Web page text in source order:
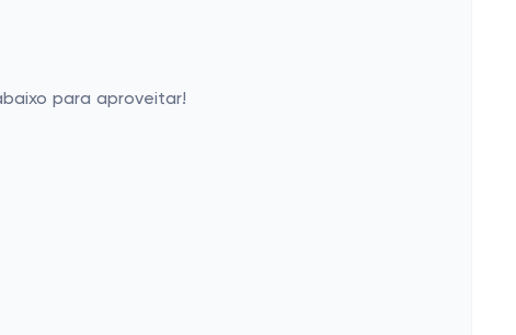
para aproveitar!